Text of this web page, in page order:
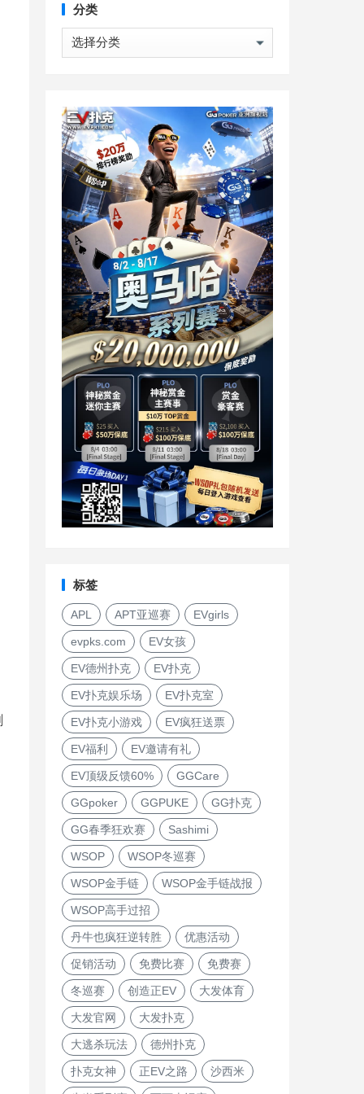
分类
分
类
标签
APL APT亚巡赛 EVgirls
evpks.com EV女孩
EV德州扑克 EV扑克
EV扑克娱乐场 EV扑克室
EV扑克小游戏 EV疯狂送票
EV福利 EV邀请有礼
EV顶级反馈60% GGCare
GGpoker GGPUKE GG扑克
GG春季狂欢赛 Sashimi
WSOP WSOP冬巡赛
WSOP金手链 WSOP金手链战报
WSOP高手过招
丹牛也疯狂逆转胜 优惠活动
促销活动 免费比赛 免费赛
冬巡赛 创造正EV 大发体育
大发官网 大发扑克
大逃杀玩法 德州扑克
扑克女神 正EV之路 沙西米